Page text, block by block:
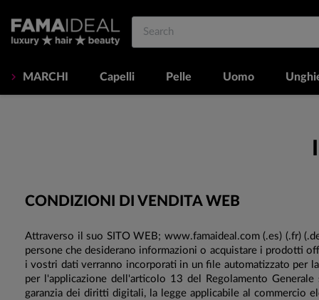
MARCHI Capelli Pelle Uomo
CONDIZIONI DI VENDITA WEB
Attraverso il suo SITO WEB; www.famaideal.com (.es) (.fr)
persone che desiderano informazioni o acquistare i prodotti
i vostri dati verranno incorporati in un file automatizzato per
per l'applicazione dell'articolo 13 del Regolamento
garanzia dei diritti digitali, la legge applicabile al